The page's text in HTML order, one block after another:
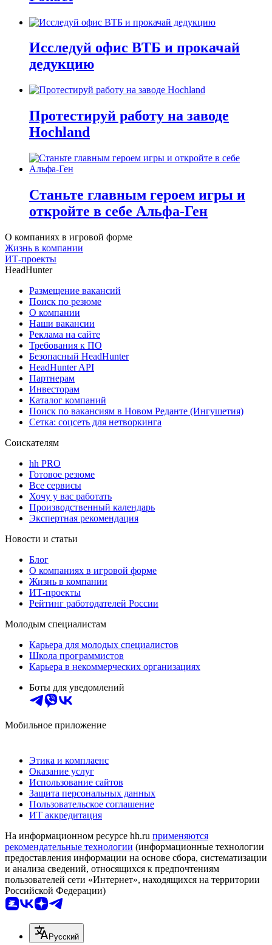
Исследуй офис ВТБ и прокачай
дедукцию
Протестируй работу на заводе
Hochland
Станьте главным героем игры и
откройте в себе Альфа-Ген
О компаниях в игровой форме
Жизнь в компании
ИТ-проекты
HeadHunter
Размещение вакансий
Поиск по резюме
О компании
Наши вакансии
Реклама на сайте
Требования к ПО
Безопасный HeadHunter
HeadHunter API
Партнерам
Инвесторам
Каталог компаний
Поиск по вакансиям в Новом Реданте (Ингушетия)
Сетка: соцсеть для нетворкинга
Соискателям
hh PRO
Готовое резюме
Все сервисы
Хочу у вас работать
Производственный календарь
Экспертная рекомендация
Новости и статьи
Блог
О компаниях в игровой форме
Жизнь в компании
ИТ-проекты
Рейтинг работодателей России
Молодым специалистам
Карьера для молодых специалистов
Школа программистов
Карьера в некоммерческих организациях
Боты для уведомлений
Мобильное приложение
Этика и комплаенс
Оказание услуг
Использование сайтов
Защита персональных данных
Пользовательское соглашение
ИТ аккредитация
На информационном ресурсе hh.ru применяются
рекомендательные технологии (информационные технологии
предоставления информации на основе сбора, систематизации
и анализа сведений, относящихся к предпочтениям
пользователей сети «Интернет», находящихся на территории
Российской Федерации)
Русский